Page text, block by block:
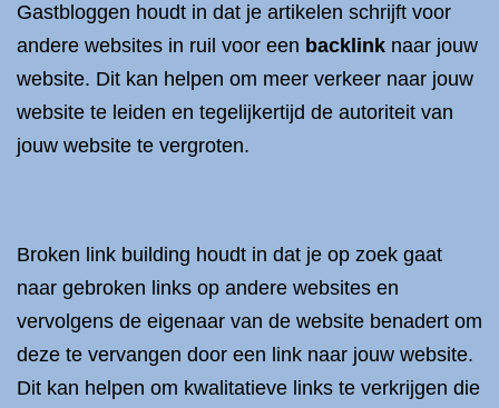
Gastbloggen houdt in dat je artikelen schrijft voor
andere websites in ruil voor een backlink naar jouw
website. Dit kan helpen om meer verkeer naar jouw
website te leiden en tegelijkertijd de autoriteit van
jouw website te vergroten.
Broken link building houdt in dat je op zoek gaat
naar gebroken links op andere websites en
vervolgens de eigenaar van de website benadert om
deze te vervangen door een link naar jouw website.
Dit kan helpen om kwalitatieve links te verkrijgen die